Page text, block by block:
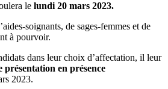
le lundi 20 mars 2023.
soignants, de sages-femmes et de
à pourvoir.
dans leur choix d’affectation, il leur
présentation en présence
2023.